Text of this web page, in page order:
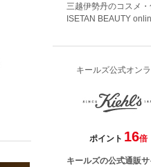
三越伊勢丹のコスメ
ISETAN BEAUTY
キールズ公式オン
ポイント 16倍
キールズの公式通販